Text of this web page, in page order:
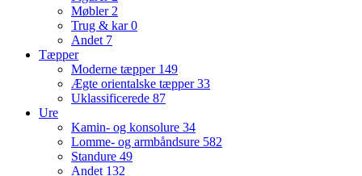
Møbler 2
Trug & kar0
Andet 7
Tæpper
Moderne tæpper 149
Ægte orientalske tæpper33
Uklassificerede 87
Ure
Kamin- og konsolure 34
Lomme- og armbåndsure 582
Standure 49
Andet 132